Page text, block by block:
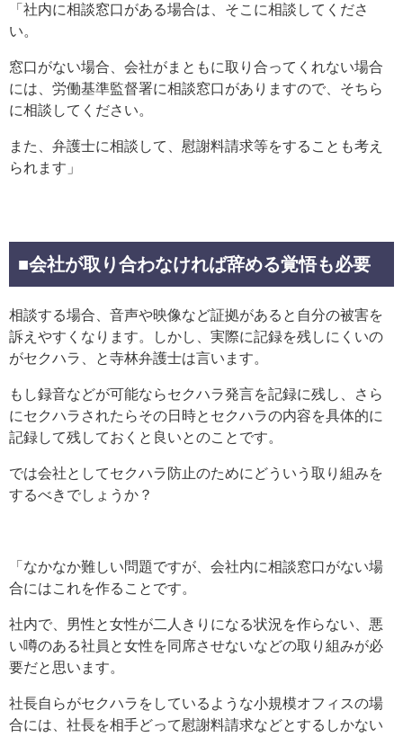
「社内に相談窓口がある場合は、そこに相談してくださ
い。
窓口がない場合、会社がまともに取り合ってくれない場合
には、労働基準監督署に相談窓口がありますので、そちら
に相談してください。
また、弁護士に相談して、慰謝料請求等をすることも考え
られます」
■会社が取り合わなければ辞める覚悟も必要
相談する場合、音声や映像など証拠があると自分の被害を
訴えやすくなります。しかし、実際に記録を残しにくいの
がセクハラ、と寺林弁護士は言います。
もし録音などが可能ならセクハラ発言を記録に残し、さら
にセクハラされたらその日時とセクハラの内容を具体的に
記録して残しておくと良いとのことです。
では会社としてセクハラ防止のためにどういう取り組みを
するべきでしょうか？
「なかなか難しい問題ですが、会社内に相談窓口がない場
合にはこれを作ることです。
社内で、男性と女性が二人きりになる状況を作らない、悪
い噂のある社員と女性を同席させないなどの取り組みが必
要だと思います。
社長自らがセクハラをしているような小規模オフィスの場
合には、社長を相手どって慰謝料請求などとするしかない